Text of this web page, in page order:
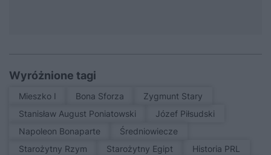
Wyróżnione tagi
Mieszko I Bona Sforza
Zygmunt Stary
Stanisław August Poniatowski
Józef Piłsudski
Napoleon Bonaparte
średniowiecze
Starożytny Rzym
Starożytny Egipt
Historia PRL